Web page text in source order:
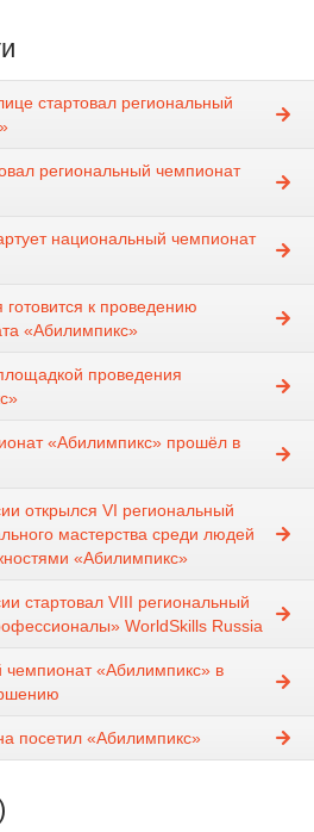
стартовал региональный
региональный чемпионат
национальный чемпионат
к проведению
«Абилимпикс»
проведения
«Абилимпикс» прошёл в
открылся VI региональный
мастерства среди людей
«Абилимпикс»
стартовал VIII региональный
WorldSkills Russia
«Абилимпикс» в
посетил «Абилимпикс»